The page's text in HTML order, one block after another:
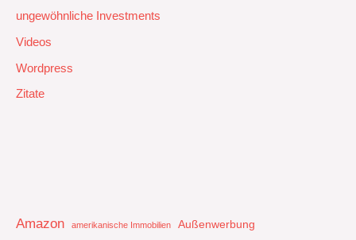
ungewöhnliche Investments
Videos
Wordpress
Zitate
Amazon amerikanische Immobilien Außenwerbung